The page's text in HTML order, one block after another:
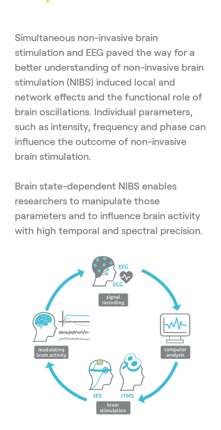
Simultaneous non-invasive brain
stimulation and EEG paved the way for a
better understanding of non-invasive brain
stimulation (NIBS) induced local and
network effects and the functional role of
brain oscillations. Individual parameters,
such as intensity, frequency and phase can
influence the outcome of non-invasive
brain stimulation.
Brain state-dependent NIBS enables
researchers to manipulate those
parameters and to influence brain activity
with high temporal and spectral precision.